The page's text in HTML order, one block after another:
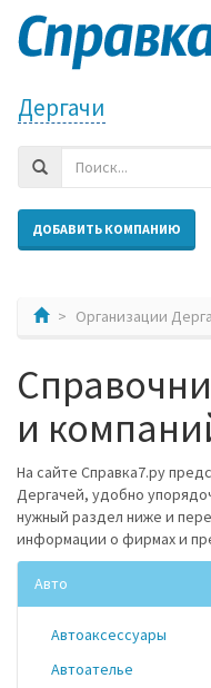
Дергачи
ДОБАВИТЬ КОМПАНИЮ
Организации
и
На сайте Справка7.ру
Дергачей, удобно
нужный раздел ниже и
информации о фирмах и
Авто
Автоаксессуары
Автоателье